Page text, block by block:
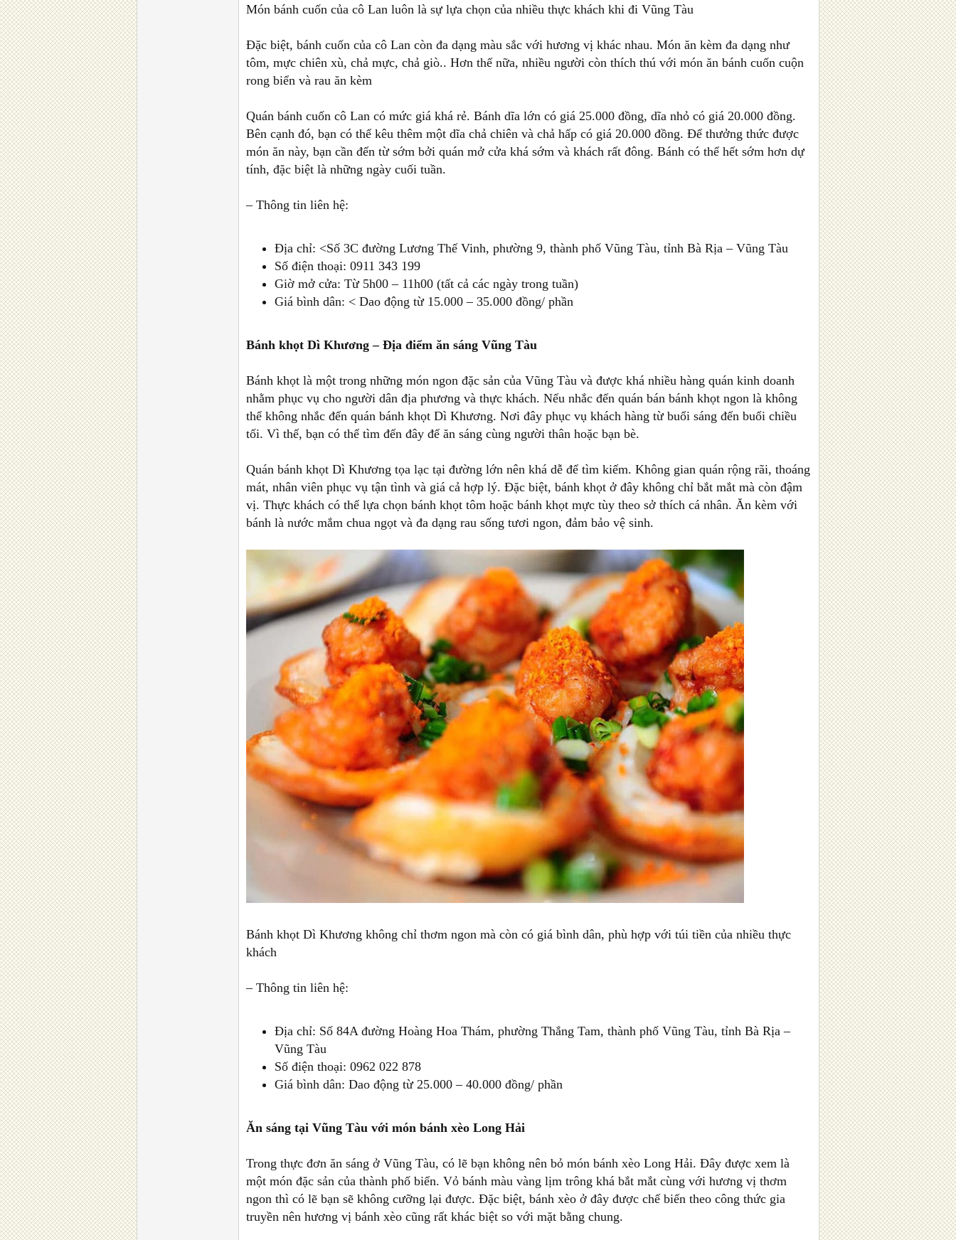
Món bánh cuốn của cô Lan luôn là sự lựa chọn của nhiều thực khách khi đi Vũng Tàu
Đặc biệt, bánh cuốn của cô Lan còn đa dạng màu sắc với hương vị khác nhau. Món ăn kèm đa dạng như
tôm, mực chiên xù, chả mực, chả giò.. Hơn thế nữa, nhiều người còn thích thú với món ăn bánh cuốn cuộn
rong biển và rau ăn kèm
Quán bánh cuốn cô Lan có mức giá khá rẻ. Bánh dĩa lớn có giá 25.000 đồng, dĩa nhỏ có giá 20.000 đồng.
Bên cạnh đó, bạn có thể kêu thêm một dĩa chả chiên và chả hấp có giá 20.000 đồng. Để thưởng thức được
món ăn này, bạn cần đến từ sớm bởi quán mở cửa khá sớm và khách rất đông. Bánh có thể hết sớm hơn dự
tính, đặc biệt là những ngày cuối tuần.
– Thông tin liên hệ:
Địa chỉ: <Số 3C đường Lương Thế Vinh, phường 9, thành phố Vũng Tàu, tỉnh Bà Rịa – Vũng Tàu
Số điện thoại: 0911 343 199
Giờ mở cửa: Từ 5h00 – 11h00 (tất cả các ngày trong tuần)
Giá bình dân: < Dao động từ 15.000 – 35.000 đồng/ phần
Bánh khọt Dì Khương – Địa điểm ăn sáng Vũng Tàu
Bánh khọt là một trong những món ngon đặc sản của Vũng Tàu và được khá nhiều hàng quán kinh doanh
nhằm phục vụ cho người dân địa phương và thực khách. Nếu nhắc đến quán bán bánh khọt ngon là không
thể không nhắc đến quán bánh khọt Dì Khương. Nơi đây phục vụ khách hàng từ buổi sáng đến buổi chiều
tối. Vì thế, bạn có thể tìm đến đây để ăn sáng cùng người thân hoặc bạn bè.
Quán bánh khọt Dì Khương tọa lạc tại đường lớn nên khá dễ để tìm kiếm. Không gian quán rộng rãi, thoáng
mát, nhân viên phục vụ tận tình và giá cả hợp lý. Đặc biệt, bánh khọt ở đây không chỉ bắt mắt mà còn đậm
vị. Thực khách có thể lựa chọn bánh khọt tôm hoặc bánh khọt mực tùy theo sở thích cá nhân. Ăn kèm với
bánh là nước mắm chua ngọt và đa dạng rau sống tươi ngon, đảm bảo vệ sinh.
Bánh khọt Dì Khương không chỉ thơm ngon mà còn có giá bình dân, phù hợp với túi tiền của nhiều thực
khách
– Thông tin liên hệ:
Địa chỉ: Số 84A đường Hoàng Hoa Thám, phường Thắng Tam, thành phố Vũng Tàu, tỉnh Bà Rịa –
Vũng Tàu
Số điện thoại: 0962 022 878
Giá bình dân: Dao động từ 25.000 – 40.000 đồng/ phần
Ăn sáng tại Vũng Tàu với món bánh xèo Long Hải
Trong thực đơn ăn sáng ở Vũng Tàu, có lẽ bạn không nên bỏ món bánh xèo Long Hải. Đây được xem là
một món đặc sản của thành phố biển. Vỏ bánh màu vàng lịm trông khá bắt mắt cùng với hương vị thơm
ngon thì có lẽ bạn sẽ không cưỡng lại được. Đặc biệt, bánh xèo ở đây được chế biến theo công thức gia
truyền nên hương vị bánh xèo cũng rất khác biệt so với mặt bằng chung.